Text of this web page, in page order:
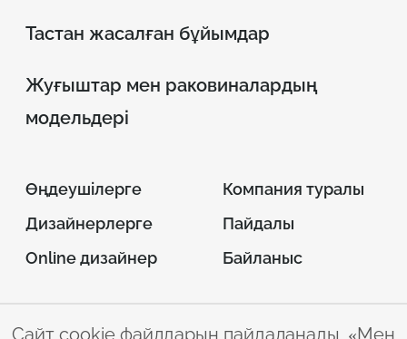
Тастан жасалған бұйымдар
Жуғыштар мен раковиналардың
модельдері
Өңдеушілерге
Дизайнерлерге
Online дизайнер
Компания туралы
Пайдалы
Байланыс